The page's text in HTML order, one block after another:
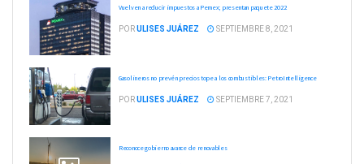
Vuelven a reducir impuestos a Pemex; presentan paquete 2022
PORULISES JUÁREZ SEPTIEMBRE 8, 2021
Gasolineros no prevén precios tope a los combustibles: PetroIntelligence
PORULISES JUÁREZ SEPTIEMBRE 7, 2021
Reconoce gobierno avance de renovables